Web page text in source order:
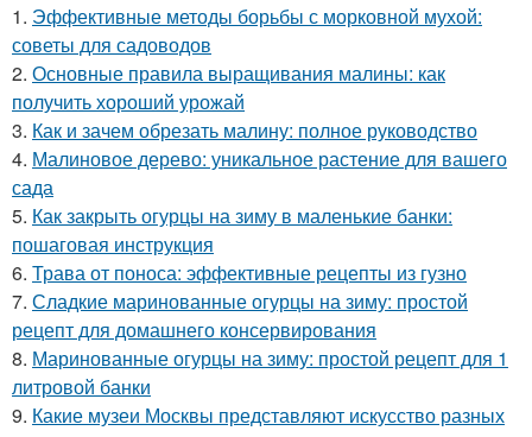
1. Эффективные методы борьбы с морковной мухой:
советы для садоводов
2. Основные правила выращивания малины: как
получить хороший урожай
3. Как и зачем обрезать малину: полное руководство
4. Малиновое дерево: уникальное растение для вашего
сада
5. Как закрыть огурцы на зиму в маленькие банки:
пошаговая инструкция
6. Трава от поноса: эффективные рецепты из гузно
7. Сладкие маринованные огурцы на зиму: простой
рецепт для домашнего консервирования
8. Маринованные огурцы на зиму: простой рецепт для 1
литровой банки
9. Какие музеи Москвы представляют искусство разных